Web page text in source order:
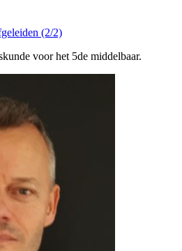
(2/2)
voor het 5de middelbaar.